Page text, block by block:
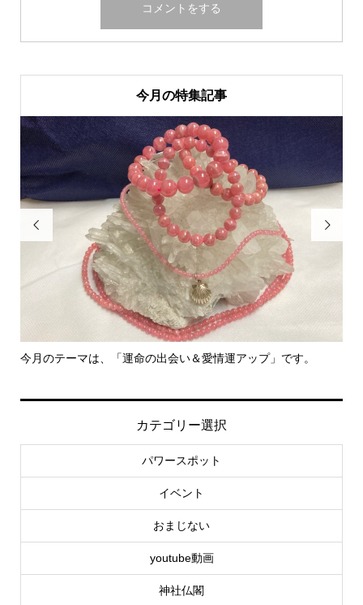
今月の特集記事

テーマは、「運命の出会い＆愛情運アップ」です。 里親さん募

カテゴリー選択
パワースポット
イベント
おまじない
youtube動画
神社仏閣